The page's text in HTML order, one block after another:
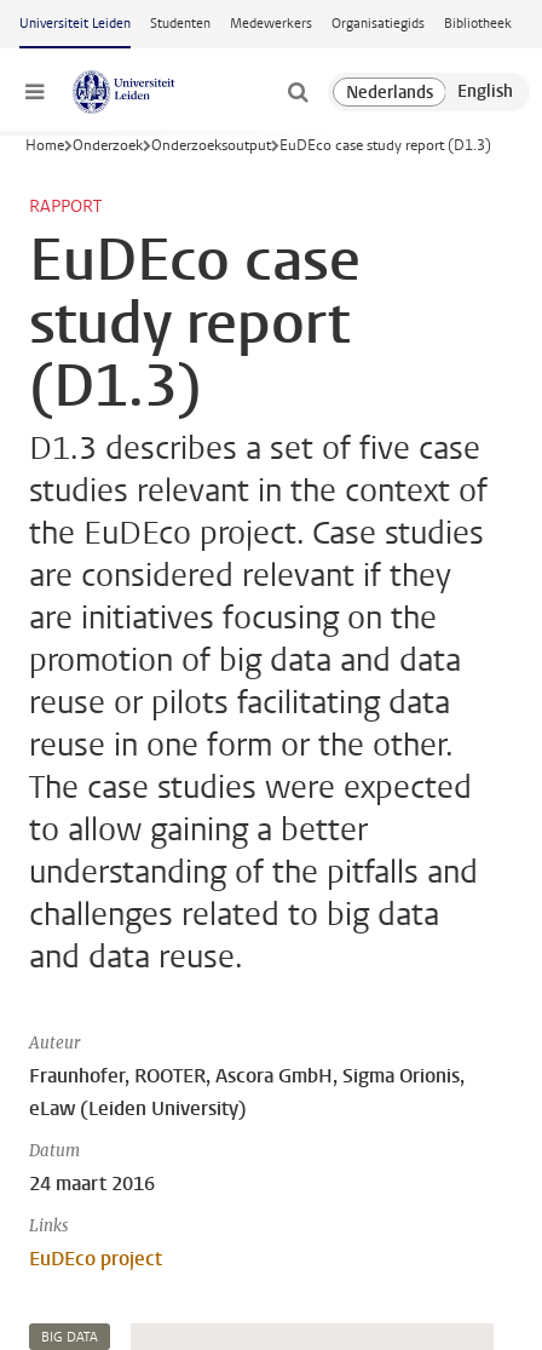
Ga naar hoofdinhoud
Universiteit Leiden Studenten Medewerkers Organisatiegids Bibliotheek
Menu
Home Onderzoek Onderzoeksoutput EuDEco case study report (D1.3)
RAPPORT
EuDEco case
study report
(D1.3)
D1.3 describes a set of five case
studies relevant in the context of
the EuDEco project. Case studies
are considered relevant if they
are initiatives focusing on the
promotion of big data and data
reuse or pilots facilitating data
reuse in one form or the other.
The case studies were expected
to allow gaining a better
understanding of the pitfalls and
challenges related to big data
and data reuse.
Auteur
Fraunhofer, ROOTER, Ascora GmbH, Sigma Orionis,
eLaw (Leiden University)
Datum
24 maart 2016
Links
EuDEco project
BIG DATA